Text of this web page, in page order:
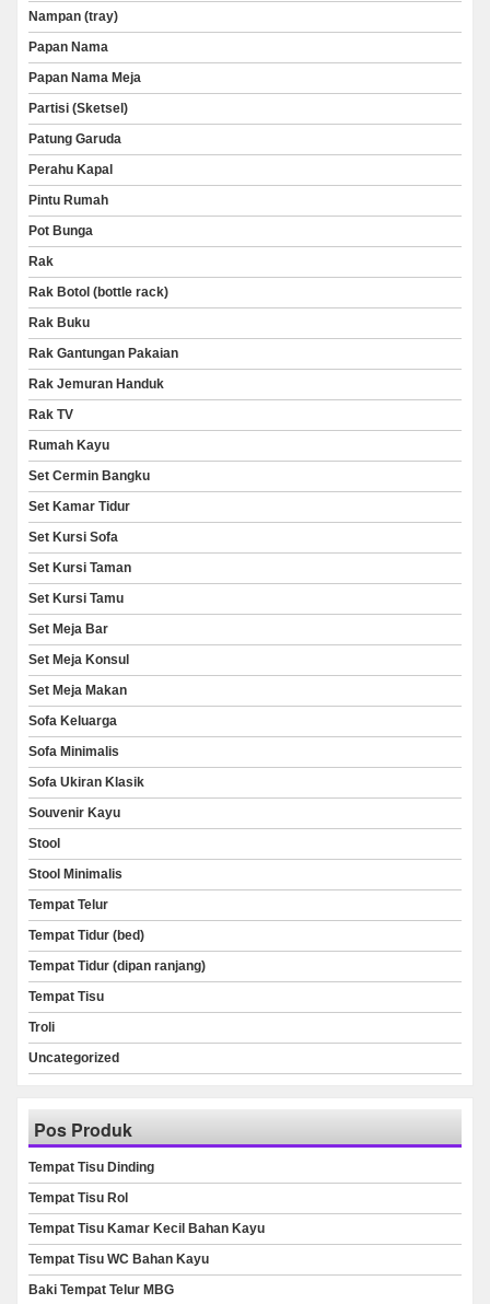
Nampan (tray)
Papan Nama
Papan Nama Meja
Partisi (Sketsel)
Patung Garuda
Perahu Kapal
Pintu Rumah
Pot Bunga
Rak
Rak Botol (bottle rack)
Rak Buku
Rak Gantungan Pakaian
Rak Jemuran Handuk
Rak TV
Rumah Kayu
Set Cermin Bangku
Set Kamar Tidur
Set Kursi Sofa
Set Kursi Taman
Set Kursi Tamu
Set Meja Bar
Set Meja Konsul
Set Meja Makan
Sofa Keluarga
Sofa Minimalis
Sofa Ukiran Klasik
Souvenir Kayu
Stool
Stool Minimalis
Tempat Telur
Tempat Tidur (bed)
Tempat Tidur (dipan ranjang)
Tempat Tisu
Troli
Uncategorized
Pos Produk
Tempat Tisu Dinding
Tempat Tisu Rol
Tempat Tisu Kamar Kecil Bahan Kayu
Tempat Tisu WC Bahan Kayu
Baki Tempat Telur MBG